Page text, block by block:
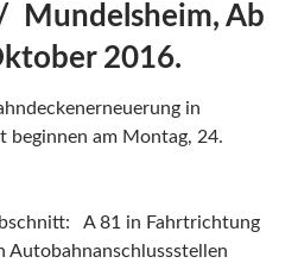
Mundelsheim, Ab
2016.
in
beginnen am Montag, 24.
A 81 in Fahrtrichtung
Autobahnanschlussstellen